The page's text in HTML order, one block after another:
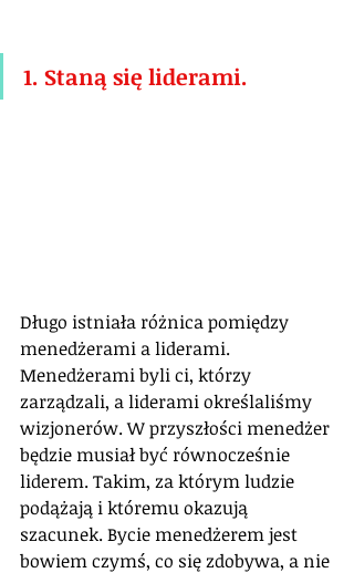
1. Staną się liderami.
Długo istniała różnica pomiędzy
menedżerami a liderami.
Menedżerami byli ci, którzy
zarządzali, a liderami określaliśmy
wizjonerów. W przyszłości menedżer
będzie musiał być równocześnie
liderem. Takim, za którym ludzie
podążają i któremu okazują
szacunek. Bycie menedżerem jest
bowiem czymś, co się zdobywa, a nie